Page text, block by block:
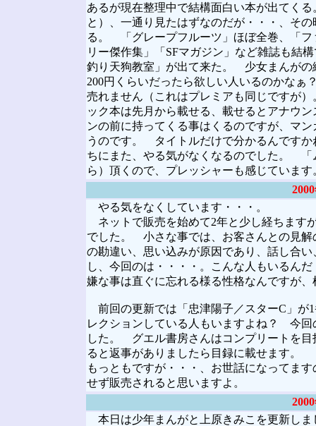
あるが現在整理中で結構面白い本が出てく
と）、一通り見たはずなのだが・・・、そ
る。 「グレープフルーツ」ほぼ全巻、「フ
リー傑作集」「SFマガジン」など雑誌も結
釣り天狗教室」が出て来た。 少女まんがの
200円くらいだったら欲しい人いるのかな
売れません（これはプレミアも同じですが
ック本は先月から載せる、載せるとアナウ
ンの前に持ってくる事はくるのですが、マ
うのです。 タイトルだけで分かるんです
ちにまた、やる気がなくなるのでした。 「
ら）頂くので、プレッシャーも感じていま
やる気をなくしています・・・。
ネットで販売を始めて2年と少し経ちます
でした。 小さな事では、お客さんとの見解
の勘違い、思い込みが原因であり、話し合
し、今回のは・・・・。こんな人もいる
嫌な事は直ぐに忘れる様る性格なんですが
前回の更新では「忠津陽子／スターC」
レクションしている人もいますよね？ 今回
した。 グエル書房さんはコンプリートを
ると返事がありましたら目録に載せます。
もっともですが・・・、お世話になってま
せず販売されると思いますよ。
本日は少年まんがと上原きみこを更新しま